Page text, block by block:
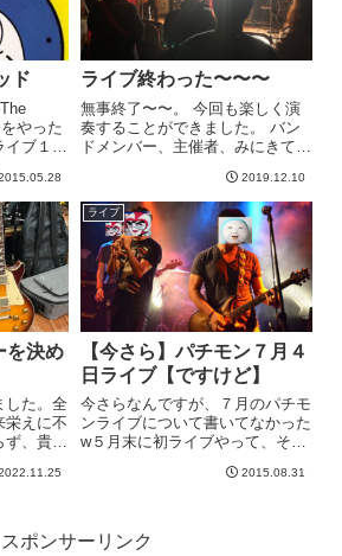
ド
やった
ブ１回
思って
日１通の
がキャン
ライブ終わった〜〜〜
無事終了〜〜。 今回も楽しく演
奏することができました。 バン
ドメンバー、主催者、みにきてく
10月から「ちゃんと弾く」とい
うことをテーマに割と練習に励ん
できたんですが、今回のライブに
おける自分の出来はちといまい
ち...
2019.12.10
を決め
した。全
栄えに不
、貴重
を犯し
さて、...
ライブ
【今さら】パチモン７月４
日ライブ【ですけど】
今さらなんですが、７月のパチモ
ンライブについて書いてなかった
w５月末に初ライブやって、その
き、よっしーさん＆どんピ～さん
リは一緒でした。キーボード
2015.08.31
スポンサーリンク